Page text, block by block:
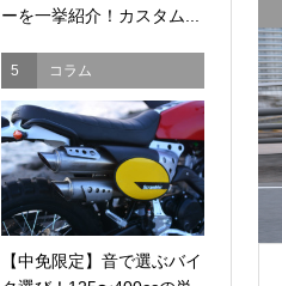
ーを一挙紹介！カスタム...
5 コラム
【中免限定】音で選ぶバイ